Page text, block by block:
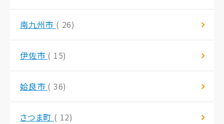
南九州市 ( 26)
伊佐市 ( 15)
姶良市 ( 36)
さつま町 ( 12)